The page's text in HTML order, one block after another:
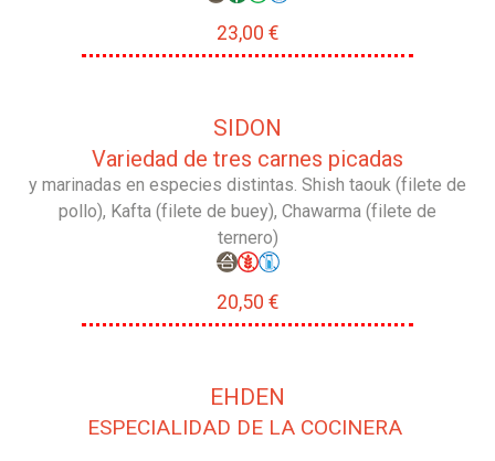
23,00 €
SIDON
Variedad de tres carnes picadas
y marinadas en especies distintas. Shish taouk (filete de
pollo), Kafta (filete de buey), Chawarma (filete de
ternero)
20,50 €
EHDEN
ESPECIALIDAD DE LA COCINERA